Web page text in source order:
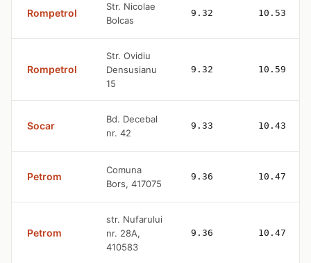
Rompetrol
Str. Nicolae
Bolcas
9.32 10.53
Rompetrol
Str. Ovidiu
Densusianu
15
9.32 10.59
Socar
Bd. Decebal
nr. 42
9.33 10.43
Petrom
Comuna
Bors, 417075
9.36 10.47
Petrom
str. Nufarului
nr. 28A,
410583
9.36 10.47